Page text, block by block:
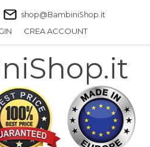
shop@BambiniShop.it
CREA ACCOUNT